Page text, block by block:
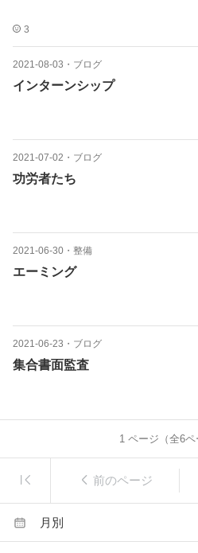
3
2021-08-03 ・ ブログ
インターンシップ
2021-07-02 ・ ブログ
功労者たち
2021-06-30 ・ 整備
エーミング
2021-06-23 ・ ブログ
集合書面監査
1 ページ（全6ペ
前のページ
月別